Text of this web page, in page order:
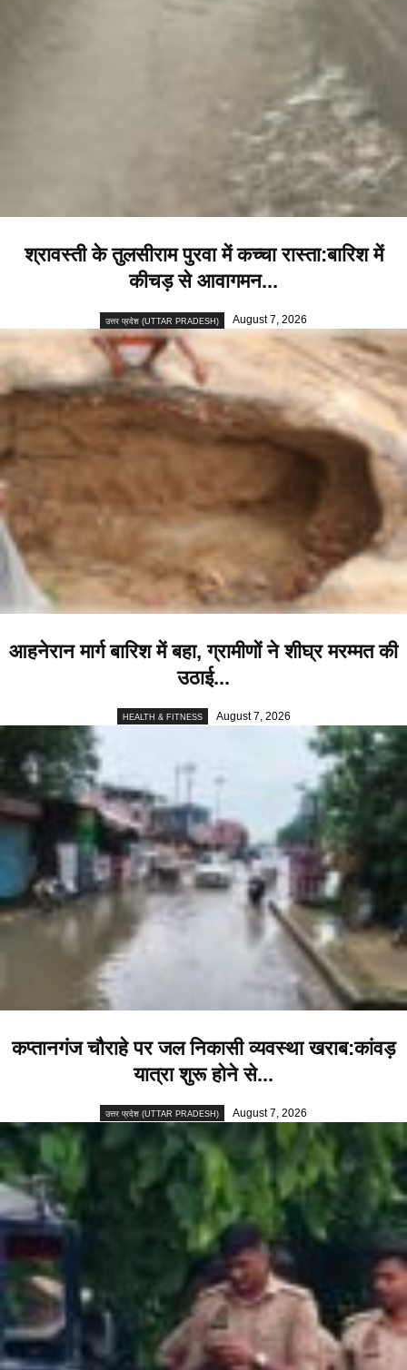
श्रावस्ती के तुलसीराम पुरवा में कच्चा रास्ता:बारिश में
कीचड़ से आवागमन...
उत्तर प्रदेश (UTTAR PRADESH) August 7, 2026
आहनेरान मार्ग बारिश में बहा, ग्रामीणों ने शीघ्र मरम्मत की
उठाई...
HEALTH & FITNESS August 7, 2026
कप्तानगंज चौराहे पर जल निकासी व्यवस्था खराब:कांवड़
यात्रा शुरू होने से...
उत्तर प्रदेश (UTTAR PRADESH) August 7, 2026